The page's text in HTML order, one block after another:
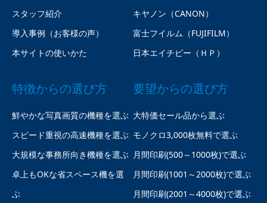
スタッフ紹介
導入事例（お客様の声）
本サイトの使いかた
キヤノン（CANON）
富士フイルム（FUJIFILM）
日本エイチピー（ＨＰ）
特徴からの選び方
鮮やかな写真画質の機種を選ぶ
スピード重視の高速機種を選ぶ
大規模な事務所向き機種を選ぶ
卓上もOKな省スペース機を選
ぶ
要望からの選び方
大特価セール品から選ぶ
モノクロ3,000枚無料で選ぶ
月間印刷(500～1000枚)で選ぶ
月間印刷(1001～2000枚)で選ぶ
月間印刷(2001～4000枚)で選ぶ